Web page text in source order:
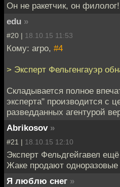
Он не ракетчик, он
edu »
#20 | 18.10.15 11:53
Кому: arpo, #4
> Эксперт Фельгенгауэр
Складывается полное
эксперта" производится с
разведданных агентурой
Abrikosov »
#21 | 18.10.15 12:10
Эксперт Фельдгейгавел
Жаке продают одноразовые
Я люблю снег »